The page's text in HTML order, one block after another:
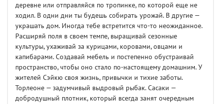
деревне или отправляйся по тропинке, по которой еще не
ходил. В одни дни ты будешь собирать урожай. В другие —
украшать дом. Иногда тебе встретится что-то неожиданное.
Расширяй поля в своем темпе, выращивай сезонные
культуры, ухаживай за курицами, коровами, овцами и
капибарами. Создавай мебель и постепенно обустраивай
пространство, чтобы оно стало по-настоящему домашним. У
жителей Сэйкю своя жизнь, привычки и тихие заботы.
Торлеоне — задумчивый выдровый рыбак. Сасаки —
добродушный плотник, который всегда занят очередным